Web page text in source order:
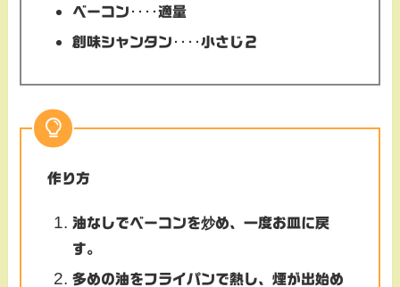
ベーコン‥‥適量
創味シャンタン‥‥小さじ２
作り方
油なしでベーコンを炒め、一度お皿に戻
す。
多めの油をフライパンで熱し、煙が出始め